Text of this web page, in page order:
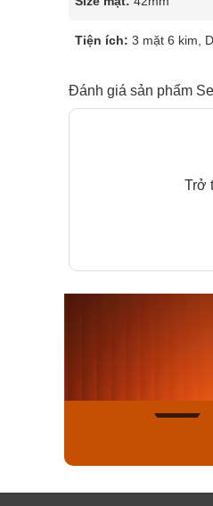
Tiện ích: 3 mặt 6 kim,
Đánh giá sản phẩm
Trở